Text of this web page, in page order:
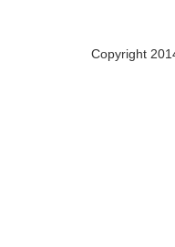
Copyright